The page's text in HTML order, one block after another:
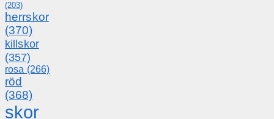
(203)
herrskor
(370)
killskor
(357)
rosa (266)
röd
(368)
skor